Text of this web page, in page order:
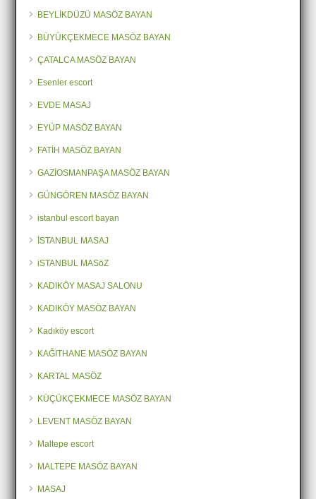
BEYLİKDÜZÜ MASÖZ BAYAN
BÜYÜKÇEKMECE MASÖZ BAYAN
ÇATALCA MASÖZ BAYAN
Esenler escort
EVDE MASAJ
EYÜP MASÖZ BAYAN
FATİH MASÖZ BAYAN
GAZİOSMANPAŞA MASÖZ BAYAN
GÜNGÖREN MASÖZ BAYAN
istanbul escort bayan
İSTANBUL MASAJ
iSTANBUL MASöZ
KADIKÖY MASAJ SALONU
KADIKÖY MASÖZ BAYAN
Kadıköy escort
KAĞITHANE MASÖZ BAYAN
KARTAL MASÖZ
KÜÇÜKÇEKMECE MASÖZ BAYAN
LEVENT MASÖZ BAYAN
Maltepe escort
MALTEPE MASÖZ BAYAN
MASAJ